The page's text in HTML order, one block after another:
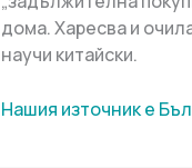
дома. Харесва и
научи китайски.
Нашия източник е